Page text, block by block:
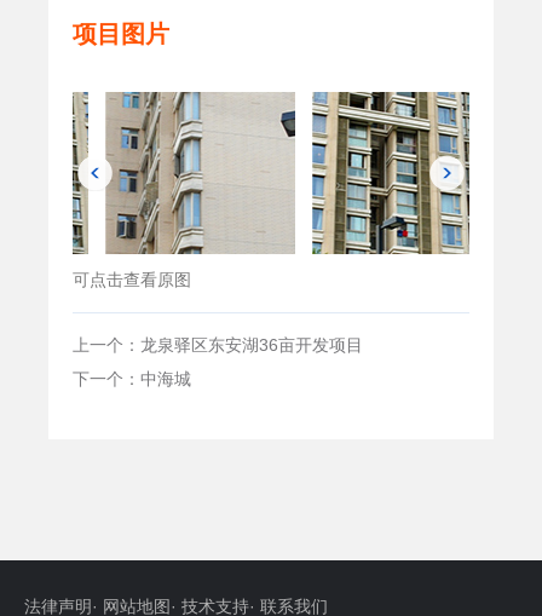
项目图片
可点击查看原图
上一个：龙泉驿区东安湖36亩开发项目
下一个：中海城
法律声明· 网站地图· 技术支持· 联系我们